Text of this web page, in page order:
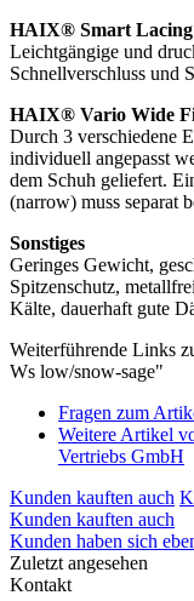
HAIX® Smart Lacing
Leichtgängige und
Schnellverschluss und
HAIX® Vario Wide
Durch 3 verschiedene
individuell angepasst
dem Schuh geliefert.
(narrow) muss separat
Sonstiges
Geringes Gewicht,
Spitzenschutz,
Kälte, dauerhaft gute
Weiterführende Links
Ws low/snow-sage"
Fragen zum
Weitere Artikel
Vertriebs GmbH
Kunden kauften auch
Kunden kauften auch
Kunden haben sich
Zuletzt angesehen
Kontakt